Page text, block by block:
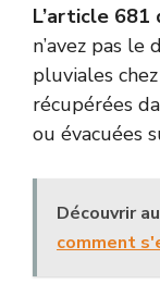
L’article 681
n’avez pas
pluviales
récupérées
ou évacuées
Découvrir
comment